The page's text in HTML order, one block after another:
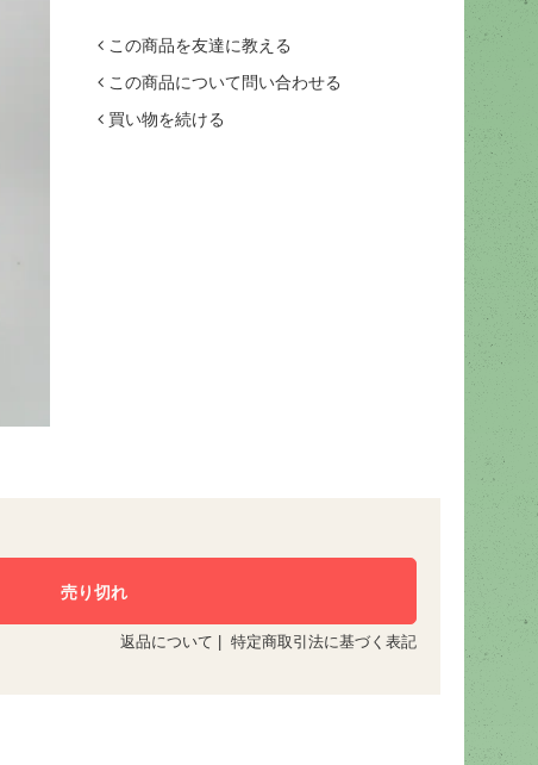
この商品を友達に教える
この商品について問い合わせる
買い物を続ける
返品について 特定商取引法に基づく表記